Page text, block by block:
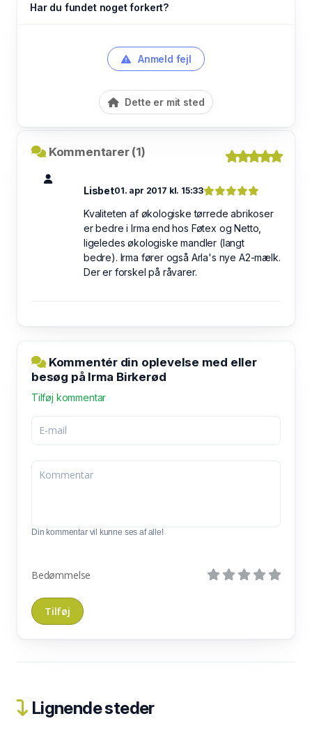
Har du fundet noget forkert?
Anmeld fejl
Dette er mit sted
Kommentarer (1)
Lisbet01. apr 2017 kl. 15:33
Kvaliteten af økologiske tørrede abrikoser
er bedre i Irma end hos Føtex og Netto,
ligeledes økologiske mandler (langt
bedre). Irma fører også Arla's nye A2-mælk.
Der er forskel på råvarer.
Kommentér din oplevelse med eller
besøg på Irma Birkerød
Tilføj kommentar
Din kommentar vil kunne ses af alle!
Bedømmelse
Lignende steder